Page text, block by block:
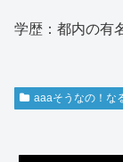
学歴：都内の有
aaaそうなの！な